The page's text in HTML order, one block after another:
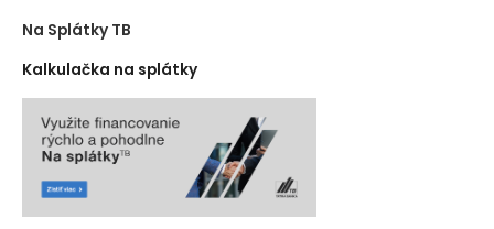
Na Splátky TB
Kalkulačka na splátky